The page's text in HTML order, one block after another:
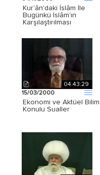
Kur'ân'daki İslâm İle
Bugünkü İslâm'ın
Karşılaştırılması
04:43:29
15/03/2000
Ekonomi ve Aktüel Bilim
Konulu Sualler